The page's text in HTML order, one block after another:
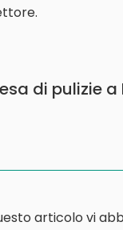
di pulizie
articolo vi